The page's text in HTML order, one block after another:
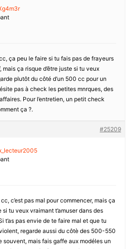
ça peu le faire si tu fais pas de frayeurs
mais ça risque d’être juste si tu veux
plutôt du côté d’un 500 cc pour un
pas à check les petites mnrques, des
Pour l’entretien, un petit check
ça ?.
#25209
c’est pas mal pour commencer, mais ça
tu veux vraimant t’amuser dans des
t’as pas envie de te faire mal et que tu
regarde aussi du côtè des 500-550
souvent, mais fais gaffe aux modéles un